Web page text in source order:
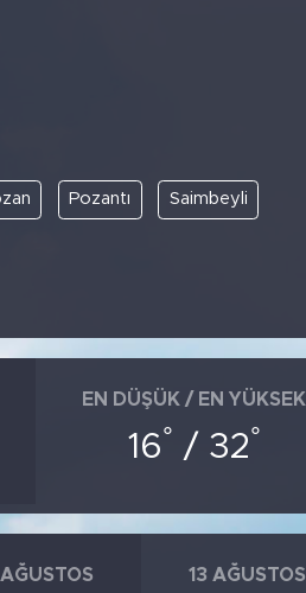
Pozantı Saimbeyli
EN DÜŞÜK / EN YÜKSEK
16° / 32°
13 AĞUSTOS